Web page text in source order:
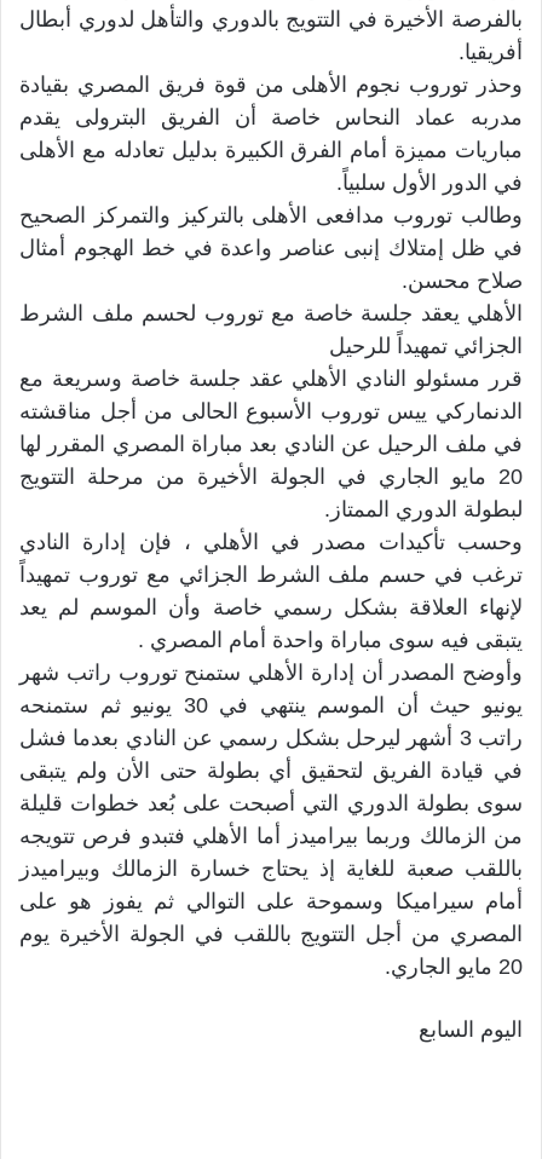
بالفرصة الأخيرة في التتويج بالدوري والتأهل لدوري أبطال
أفريقيا.
وحذر توروب نجوم الأهلى من قوة فريق المصري بقيادة
مدربه عماد النحاس خاصة أن الفريق البترولى يقدم
مباريات مميزة أمام الفرق الكبيرة بدليل تعادله مع الأهلى
في الدور الأول سلبياً.
وطالب توروب مدافعى الأهلى بالتركيز والتمركز الصحيح
في ظل إمتلاك إنبى عناصر واعدة في خط الهجوم أمثال
صلاح محسن.
الأهلي يعقد جلسة خاصة مع توروب لحسم ملف الشرط
الجزائي تمهيداً للرحيل
قرر مسئولو النادي الأهلي عقد جلسة خاصة وسريعة مع
الدنماركي ييس توروب الأسبوع الحالى من أجل مناقشته
في ملف الرحيل عن النادي بعد مباراة المصري المقرر لها
20 مايو الجاري في الجولة الأخيرة من مرحلة التتويج
لبطولة الدوري الممتاز.
وحسب تأكيدات مصدر في الأهلي ، فإن إدارة النادي
ترغب في حسم ملف الشرط الجزائي مع توروب تمهيداً
لإنهاء العلاقة بشكل رسمي خاصة وأن الموسم لم يعد
يتبقى فيه سوى مباراة واحدة أمام المصري .
وأوضح المصدر أن إدارة الأهلي ستمنح توروب راتب شهر
يونيو حيث أن الموسم ينتهي في 30 يونيو ثم ستمنحه
راتب 3 أشهر ليرحل بشكل رسمي عن النادي بعدما فشل
في قيادة الفريق لتحقيق أي بطولة حتى الأن ولم يتبقى
سوى بطولة الدوري التي أصبحت على بُعد خطوات قليلة
من الزمالك وربما بيراميدز أما الأهلي فتبدو فرص تتويجه
باللقب صعبة للغاية إذ يحتاج خسارة الزمالك وبيراميدز
أمام سيراميكا وسموحة على التوالي ثم يفوز هو على
المصري من أجل التتويج باللقب في الجولة الأخيرة يوم
20 مايو الجاري.
اليوم السابع